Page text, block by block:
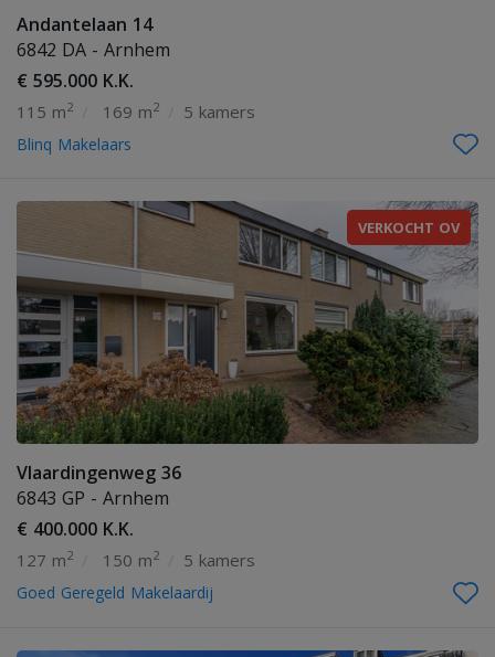
Andantelaan 14
6842 DA - Arnhem
€ 595.000 K.K.
115 m 2 169 m 2 5 kamers
Blinq Makelaars
VERKOCHT OV
Vlaardingenweg 36
6843 GP - Arnhem
€ 400.000 K.K.
127 m2 150 m2 5 kamers
Goed Geregeld Makelaardij